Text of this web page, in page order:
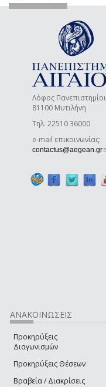
Λόφος
81100 Μυτιλήνη
Τηλ. 22510 36000
e-mail επικοινωνίας:
contactus@aegean.gr
ΑΝΑΚΟΙΝΩΣΕΙΣ
Προκηρύξεις
Διαγωνισμών
Προκηρύξεις Θέσεων
Βραβεία / Διακρίσεις